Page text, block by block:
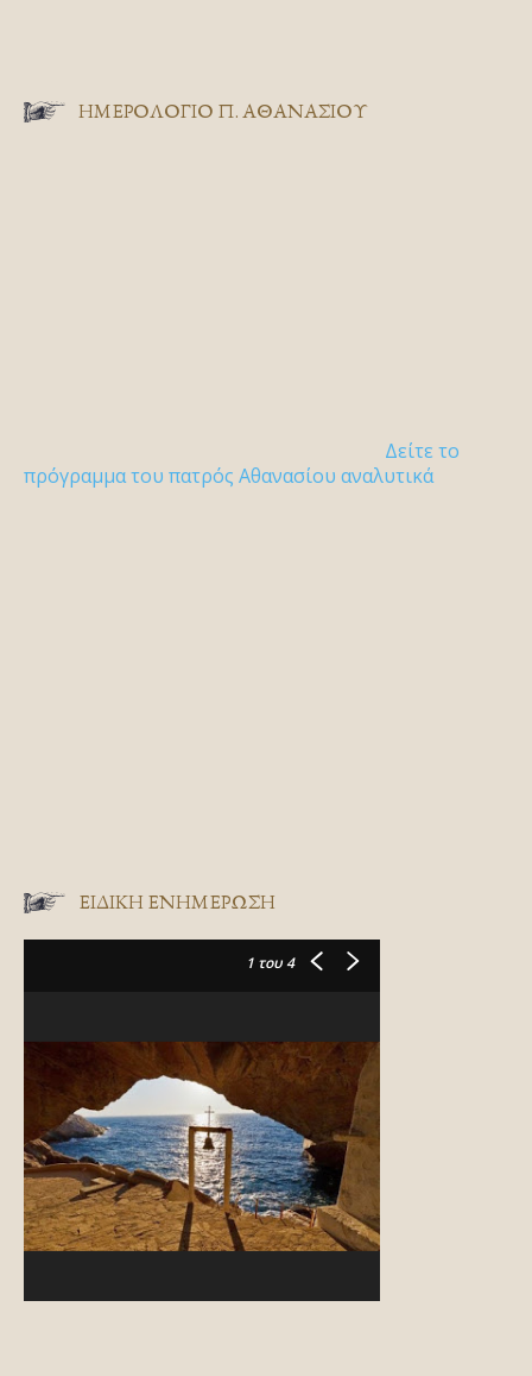
ΗΜΕΡΟΛΟΓΙΟ Π. ΑΘΑΝΑΣΙΟΥ
Δείτε το
πρόγραμμα του πατρός Αθανασίου αναλυτικά
ΕΙΔΙΚΉ ΕΝΗΜΈΡΩΣΗ
1 του 4